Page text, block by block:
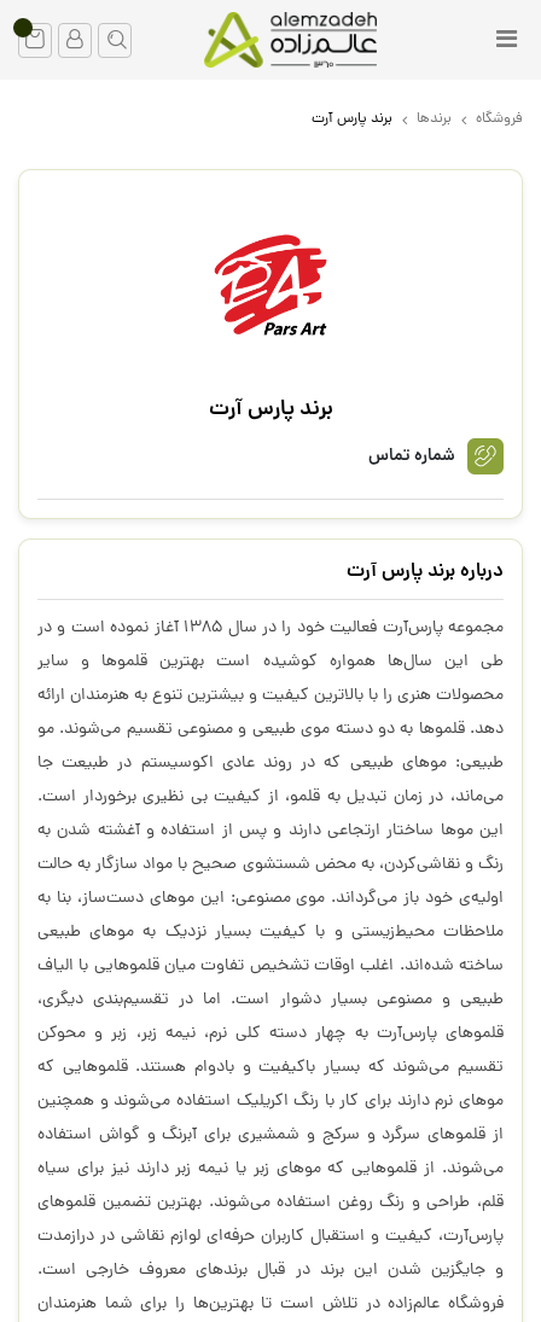
فروشگاه برندها برند پارس آرت
برند پارس آرت
شماره تماس
درباره برند پارس آرت
مجموعه پارس‌آرت فعالیت خود را در سال 1385 آغاز نموده است و در
طی این سال‌ها همواره کوشیده است بهترین قلموها و سایر
محصولات هنری را با بالاترین کیفیت و بیشترین تنوع به هنرمندان ارائه
دهد. قلموها به دو دسته موی طبیعی و مصنوعی تقسیم می‌شوند. مو
طبیعی: موهای طبیعی که در روند عادی اکوسیستم در طبیعت جا
می‌ماند، در زمان تبدیل به قلمو، از کیفیت بی نظیری برخوردار است.
این موها ساختار ارتجاعی دارند و پس از استفاده و آغشته شدن به
رنگ و نقاشی‌کردن، به محض شستشوی صحیح با مواد سازگار به حالت
اولیه‌ی خود باز می‌گرداند. موی مصنوعی: این موهای دست‌ساز، بنا به
ملاحظات محیط‌زیستی و با کیفیت بسیار نزدیک به موهای طبیعی
ساخته شده‌اند. اغلب اوقات تشخیص تفاوت میان قلموهایی با الیاف
طبیعی و مصنوعی بسیار دشوار است. اما در تقسیم‌بندی دیگری،
قلموهای پارس‌آرت به چهار دسته کلی نرم، نیمه زبر، زبر و محو‌کن
تقسیم می‌شوند که بسیار باکیفیت و بادوام هستند. قلموهایی که
موهای نرم دارند برای کار با رنگ اکریلیک استفاده می‌شوند و همچنین
از قلموهای سرگرد و سرکج و شمشیری برای آبرنگ و گواش استفاده
می‌شوند. از قلموهایی که موهای زبر یا نیمه زبر دارند نیز برای سیاه
قلم، طراحی و رنگ روغن استفاده می‌شوند. بهترین تضمین قلموهای
پارس‌آرت، کیفیت و استقبال کاربران حرفه‌ای لوازم نقاشی در درازمدت
و جایگزین شدن این برند در قبال برندهای معروف خارجی است.
فروشگاه عالم‌زاده در تلاش است تا بهترین‌ها را برای شما هنرمندان